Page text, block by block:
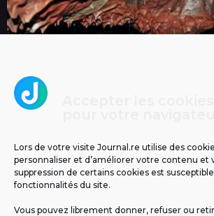
Lors de votre visite Journal.re utilise des
personnaliser et d’améliorer votre contenu et
suppression de certains cookies est
fonctionnalités du site.
Vous pouvez librement donner, refuser ou
2